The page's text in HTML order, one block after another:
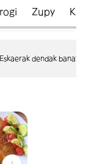
Zupy
Eskaerak dendak